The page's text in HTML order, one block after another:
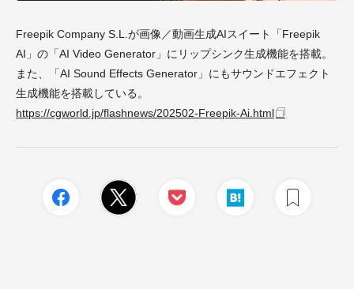
Freepik Company S.L.が画像／動画生成AIスイート「Freepik
AI」の「AI Video Generator」にリップシンク生成機能を搭載。
また、「AI Sound Effects Generator」にもサウンドエフェクト
生成機能を搭載している。
https://cgworld.jp/flashnews/202502-Freepik-Ai.html